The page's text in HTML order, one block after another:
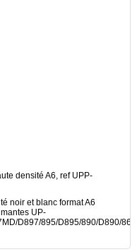
densité A6, ref UPP-
noir et blanc format A6
UP-
D897/895/D895/890/D890/